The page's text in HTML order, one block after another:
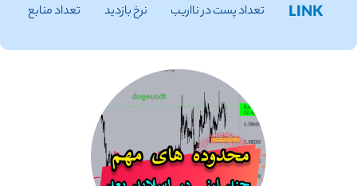
LINK تعداد پست در نااریب نرخ بازدید تعداد منابع